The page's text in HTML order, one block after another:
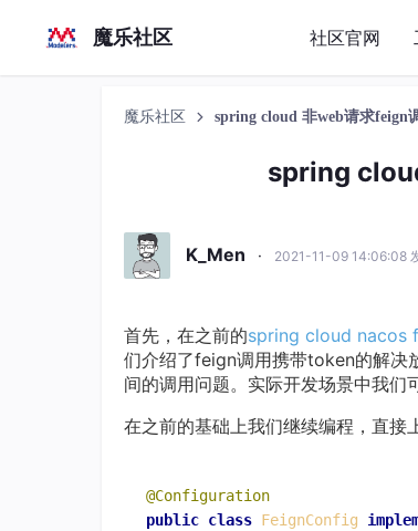
魔乐社区 社区官网
魔乐社区 spring cloud 非web请求feign
spring
K_Men · 2021-11-09 14:06:08
首先，在之前的spring cloud nacos
们介绍了feign调用携带token的解决
间的调用问题。实际开发场景中我
在之前的基础上我们继续编程，直接
@Configuration
public class FeignConfig